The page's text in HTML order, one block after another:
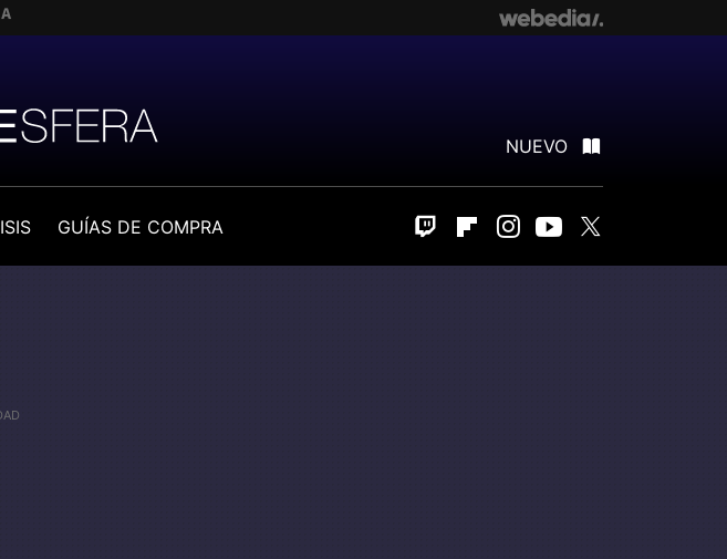
NUEVO
GUÍAS DE COMPRA Twitch FlipboardInstagram
Youtube